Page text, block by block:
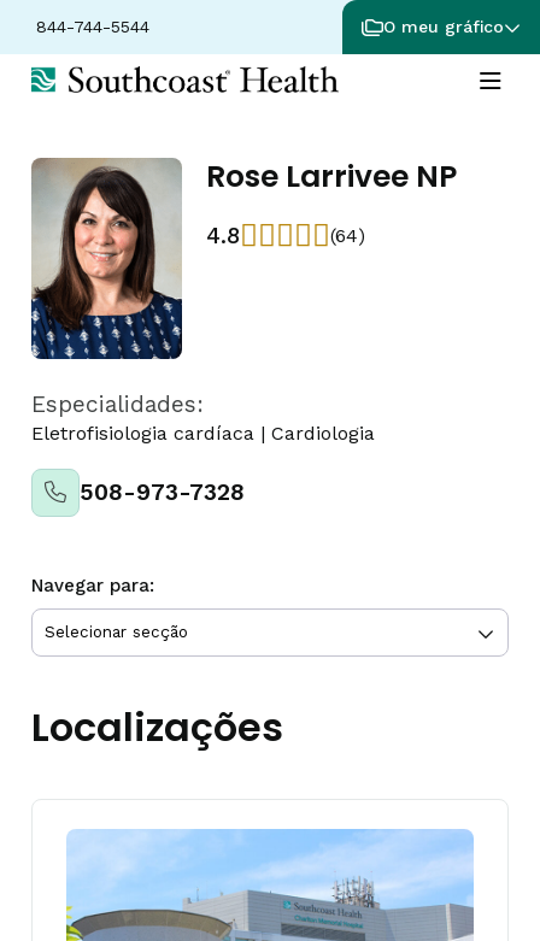
844-744-5544 O meu gráfico
Rose Larrivee NP
4.8 (64)
Especialidades:
Eletrofisiologia cardíaca | Cardiologia
508-973-7328
Navegar para:
Localizações